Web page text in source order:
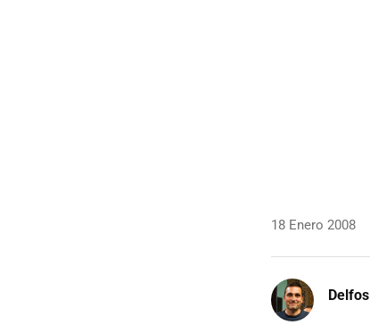
18 Enero 2008
Delfos